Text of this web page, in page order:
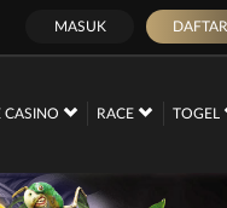
MASUK DAFTAR
CASINO RACE TOGEL